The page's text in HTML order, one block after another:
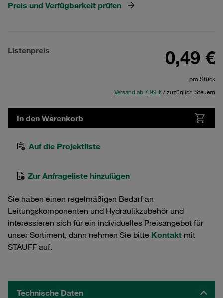
Preis und Verfügbarkeit prüfen
Listenpreis 0,49 €
pro Stück
Versand ab 7,99 €/ zuzüglich Steuern
In den Warenkorb
Auf die Projektliste
Zur Anfrageliste hinzufügen
Sie haben einen regelmäßigen Bedarf an
Leitungskomponenten und Hydraulikzubehör und
interessieren sich für ein individuelles Preisangebot für
unser Sortiment, dann nehmen Sie bitte Kontakt mit
STAUFF auf.
Technische Daten